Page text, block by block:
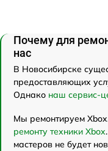
Почему для
нас
В Новосибирске
предоставляющих
Однако наш сервис-
Мы ремонтируем
ремонту техники Xbox
мастеров не будет